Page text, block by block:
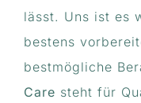
lässt. Uns ist es
bestens
bestmögliche
Care steht für